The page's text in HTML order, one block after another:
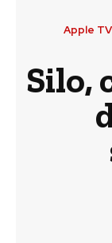
Apple TV
Silo,